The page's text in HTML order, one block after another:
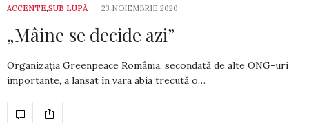
ACCENTE,SUB LUPĂ 23 NOIEMBRIE 2020
„Mâine se decide azi”
Organizația Greenpeace România, secondată de alte ONG-uri
importante, a lansat în vara abia trecută o…